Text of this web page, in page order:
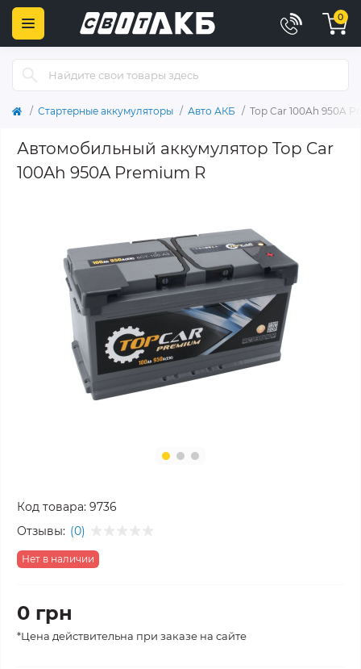
0
Стартерные аккумуляторы Авто АКБ Top Car 100Ah 950A
Автомобильный аккумулятор Top Car
100Ah 950A Premium R
Код товара: 9736
Отзывы: (0)
Нет в наличии
0 грн
*Цена действительна при заказе на сайте